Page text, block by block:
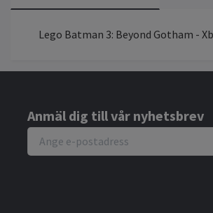
Lego Batman 3: Beyond Gotham -
Anmäl dig till vår nyhetsbrev